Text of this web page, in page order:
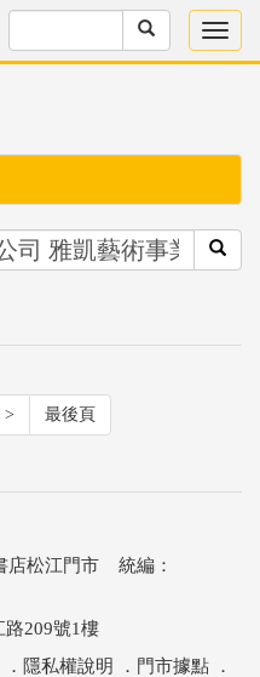
> 最後頁
店松江門市 統編：
路209號1樓
． 隱私權說明 ． 門市據點 ．